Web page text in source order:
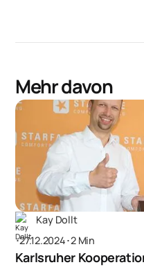
Mehr davon
Kay Dollt
･27.12.2024･2 Min
Karlsruher